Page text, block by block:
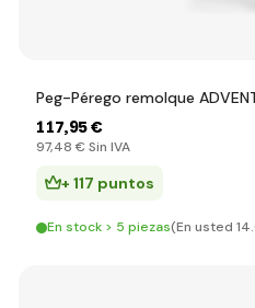
Peg-Pérego remolque
117,95 €
97,48 € Sin IVA
+ 117 puntos
En stock > 5 piezas(En usted